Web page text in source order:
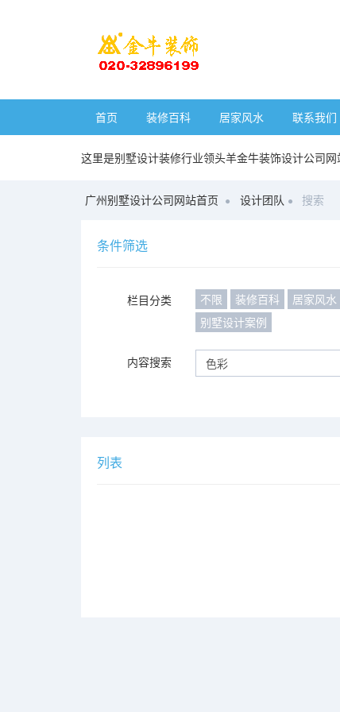
首页 装修百科 居家风水 联系我们
这里是别墅设计装修行业领头羊金牛装饰设计公司
广州别墅设计公司网站首页 设计团队 搜索
条件筛选
栏目分类 不限 装修百科 居家风水
别墅设计案例
内容搜索
列表